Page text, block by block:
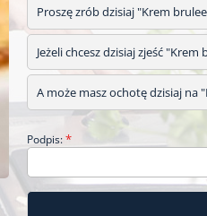
Proszę zrób dzisiaj "Krem
Jeżeli chcesz dzisiaj zjeść
A może masz ochotę dzisiaj na
Podpis:*